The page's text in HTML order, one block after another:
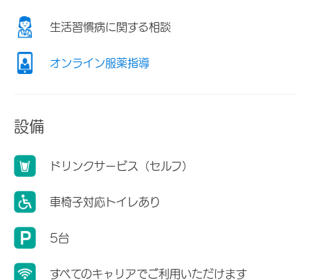
生活習慣病に関する相談
オンライン服薬指導
設備
ドリンクサービス（セルフ）
車椅子対応トイレあり
5台
すべてのキャリアでご利用いただけます